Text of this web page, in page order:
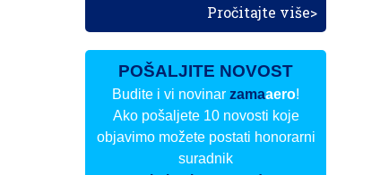
Pročitajte više>
POŠALJITE NOVOST
Budite i vi novinarzamaaero!
Ako pošaljete 10 novosti koje
objavimo možete postati honorarni
suradnik